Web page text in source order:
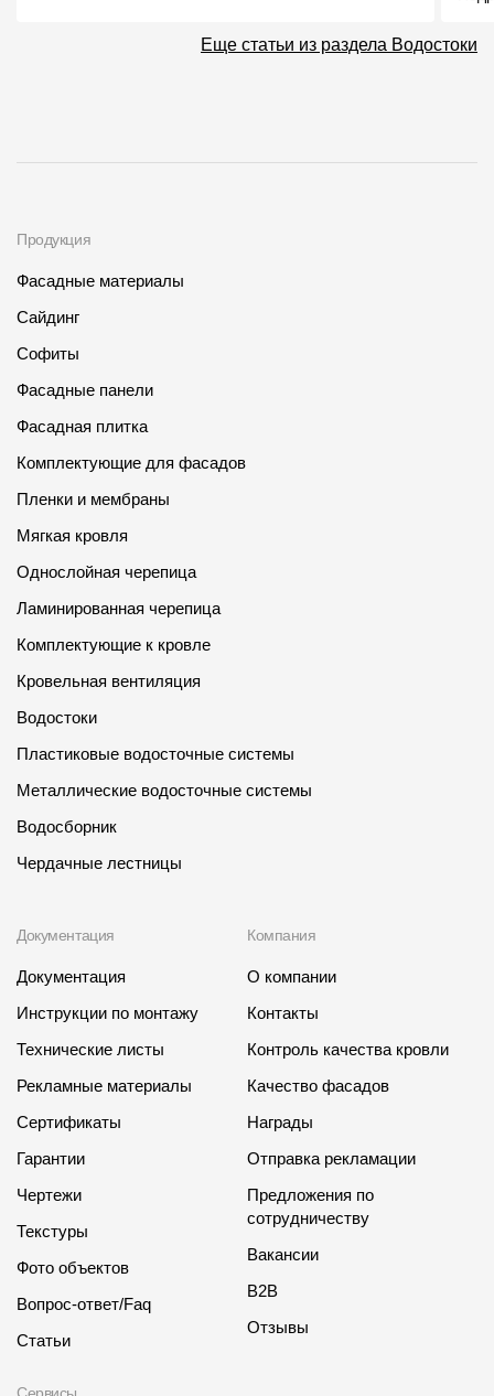
Еще статьи из раздела Водостоки
Продукция
Фасадные материалы
Сайдинг
Софиты
Фасадные панели
Фасадная плитка
Комплектующие для фасадов
Пленки и мембраны
Мягкая кровля
Однослойная черепица
Ламинированная черепица
Комплектующие к кровле
Кровельная вентиляция
Водостоки
Пластиковые водосточные системы
Металлические водосточные системы
Водосборник
Чердачные лестницы
Документация
Документация
Инструкции по монтажу
Технические листы
Рекламные материалы
Сертификаты
Гарантии
Чертежи
Текстуры
Фото объектов
Вопрос-ответ/Faq
Статьи
Компания
О компании
Контакты
Контроль качества кровли
Качество фасадов
Награды
Отправка рекламации
Предложения по
сотрудничеству
Вакансии
B2B
Отзывы